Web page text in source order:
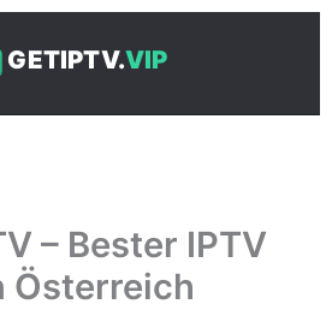
GETIPTV.VIP
– Bester IPTV
Österreich